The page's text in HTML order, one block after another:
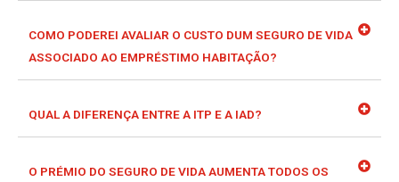
COMO PODEREI AVALIAR O CUSTO DUM SEGURO DE VIDA
ASSOCIADO AO EMPRÉSTIMO HABITAÇÃO?
QUAL A DIFERENÇA ENTRE A ITP E A IAD?
O PRÉMIO DO SEGURO DE VIDA AUMENTA TODOS OS